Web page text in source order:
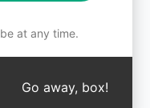
and may be a
trademark laws. ↑
at any time.
Go away, box!